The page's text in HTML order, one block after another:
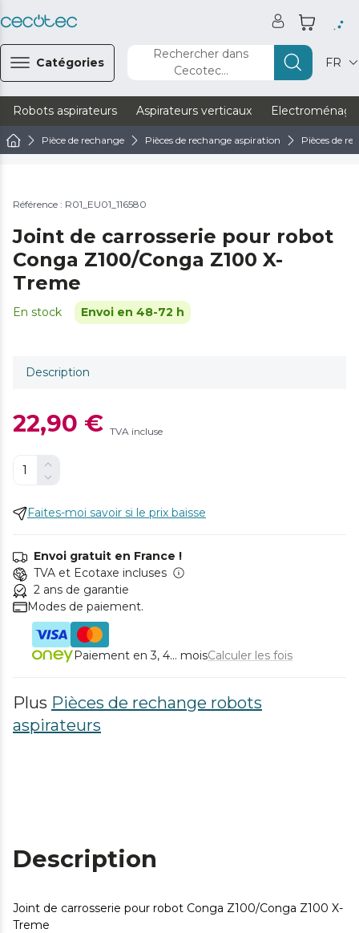
Catégories
Rechercher dans
Cecotec...
FR
Robots aspirateurs Aspirateurs verticaux
Pièce de rechange Pièces de rechange aspiration Pièces de
Référence : R01_EU01_116580
Joint de carrosserie pour robot
Conga Z100/Conga Z100 X-
Treme
En stock Envoi en 48-72 h
Description
22,90 € TVA incluse
Faites-moi savoir si le prix baisse
Envoi gratuit en France !
TVA et Ecotaxe incluses
2 ans de garantie
Modes de paiement.
Paiement en 3, 4... moisCalculer les fois
Plus Pièces de rechange robots
aspirateurs
Description
Joint de carrosserie pour robot Conga Z100/Conga Z100 X-
Treme